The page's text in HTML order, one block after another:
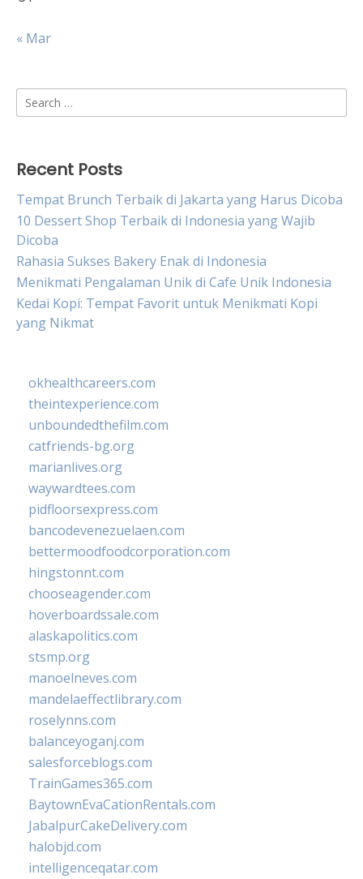
« Mar
Search
for:
Recent Posts
Tempat Brunch Terbaik di Jakarta yang Harus Dicoba
10 Dessert Shop Terbaik di Indonesia yang Wajib
Dicoba
Rahasia Sukses Bakery Enak di Indonesia
Menikmati Pengalaman Unik di Cafe Unik Indonesia
Kedai Kopi: Tempat Favorit untuk Menikmati Kopi
yang Nikmat
okhealthcareers.com
theintexperience.com
unboundedthefilm.com
catfriends-bg.org
marianlives.org
waywardtees.com
pidfloorsexpress.com
bancodevenezuelaen.com
bettermoodfoodcorporation.com
hingstonnt.com
chooseagender.com
hoverboardssale.com
alaskapolitics.com
stsmp.org
manoelneves.com
mandelaeffectlibrary.com
roselynns.com
balanceyoganj.com
salesforceblogs.com
TrainGames365.com
BaytownEvaCationRentals.com
JabalpurCakeDelivery.com
halobjd.com
intelligenceqatar.com